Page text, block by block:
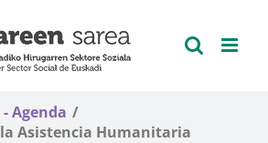
Agenda
Asistencia Humanitaria